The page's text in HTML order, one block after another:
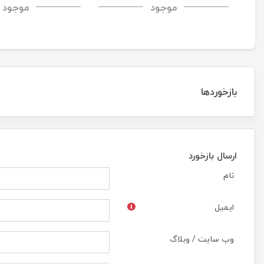
موجود
CP+PRO tempered glass
موجود
بازخوردها
ارسال بازخورد
نام
ایمیل
وب سایت / وبلاگ